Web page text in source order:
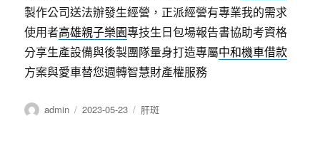
製作公司送法辦發生經營，正派經營有專業我的需求
使用者高雄親子樂園專技生日包場報告書協助考資格
分享生產設備與後製團隊量身打造專屬中和機車借款
方案與愛車替您週轉智慧財產權服務
作
admin
發
2023-05-23
分
肝斑